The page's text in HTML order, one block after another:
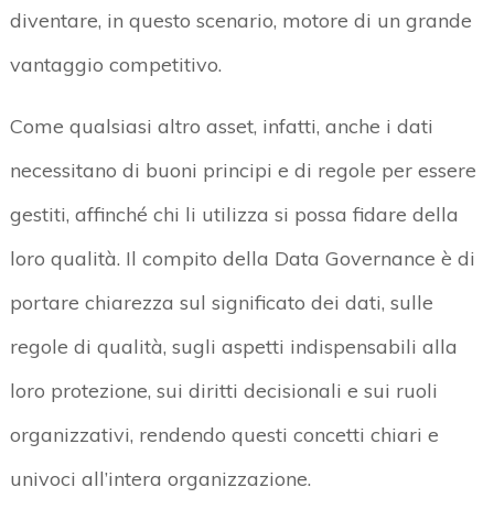
diventare, in questo scenario, motore di un grande
vantaggio competitivo.
Come qualsiasi altro asset, infatti, anche i dati
necessitano di buoni principi e di regole per essere
gestiti, affinché chi li utilizza si possa fidare della
loro qualità. Il compito della Data Governance è di
portare chiarezza sul significato dei dati, sulle
regole di qualità, sugli aspetti indispensabili alla
loro protezione, sui diritti decisionali e sui ruoli
organizzativi, rendendo questi concetti chiari e
univoci all’intera organizzazione.